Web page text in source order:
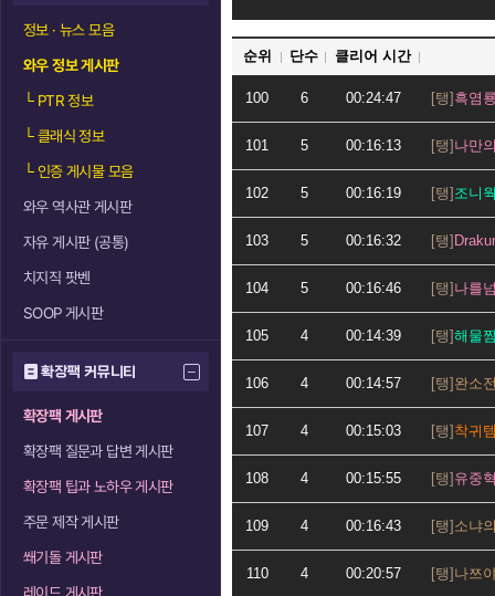
정보 · 뉴스 모음
와우 정보 게시판
└PTR 정보
└클래식 정보
└인증 게시물 모음
와우 역사관 게시판
자유 게시판 (공통)
치지직 팟벤
SOOP 게시판
확장팩 커뮤니티
확장팩 게시판
확장팩 질문과 답변 게시판
확장팩 팁과 노하우 게시판
주문 제작 게시판
쐐기돌 게시판
순위 단수 클리어 시간
100 6 00:24:47 흑염
101 5 00:16:13 나만
102 5 00:16:19 조니
103 5 00:16:32
104 5 00:16:46 나를
105 4 00:14:39 해물
106 4 00:14:57 완소
107 4 00:15:03 착귀
108 4 00:15:55 유중
109 4 00:16:43 소냐
110 4 00:20:57 나쯔